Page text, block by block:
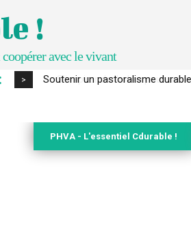
!
avec le vivant
> S’inspirer de l’arbre pour un
PHVA - L'essentiel Cdurable !